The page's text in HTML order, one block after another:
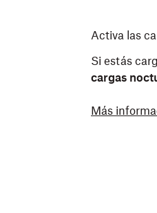
Revisa tu
iOS limita
modificar
En tu
Activa las
Si estás
cargas
Más